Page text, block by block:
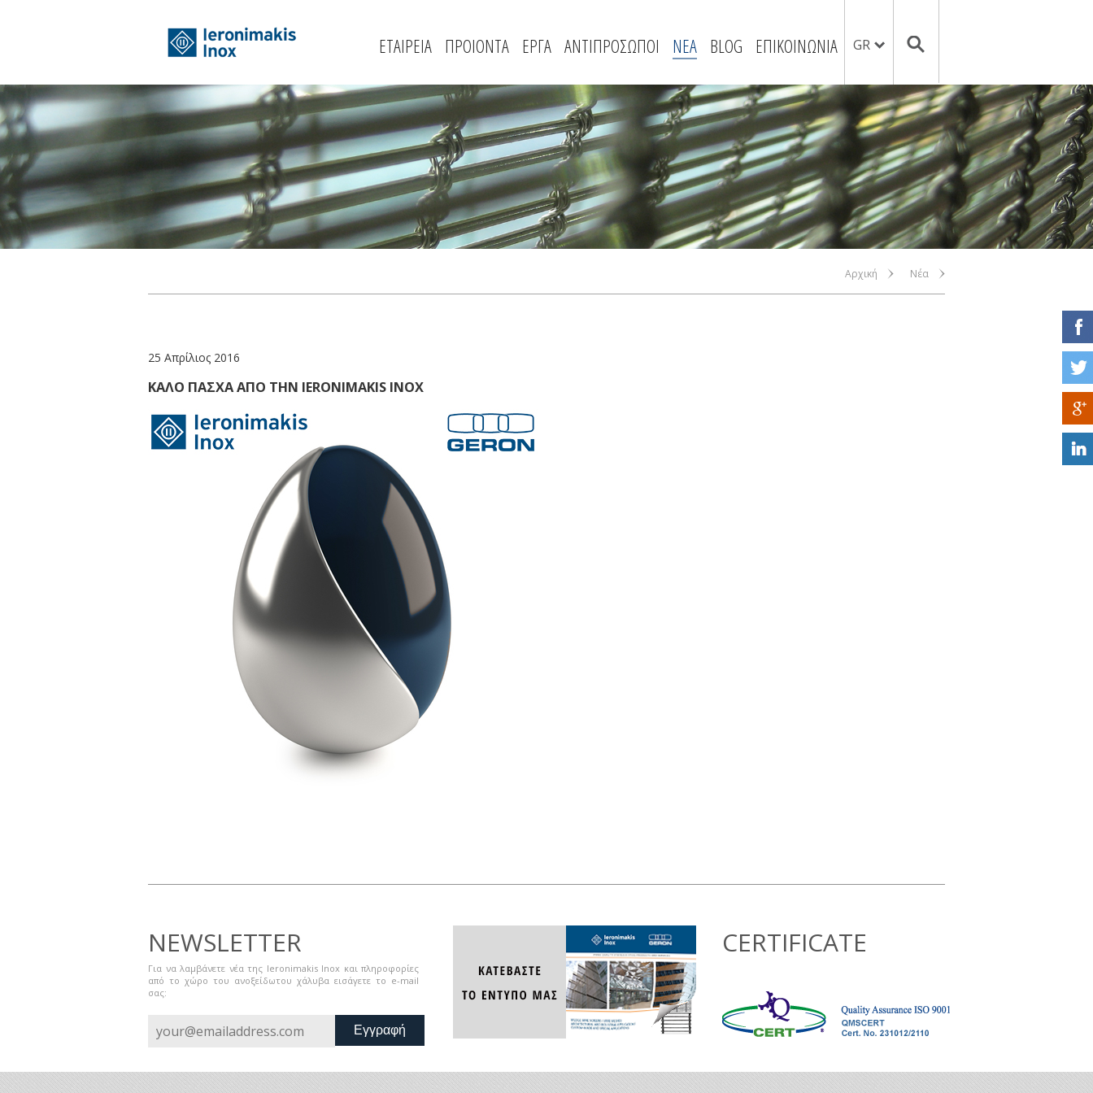
ΕΤΑΙΡΕΙΑ ΠΡΟΙΟΝΤΑ ΕΡΓΑ ΑΝΤΙΠΡΟΣΩΠΟΙ ΝΕΑ BLOG ΕΠΙΚΟΙΝΩΝΙΑ GR
Αρχική Νέα
25 Απρίλιος 2016
ΚΑΛΟ ΠΑΣΧΑ ΑΠΟ ΤΗΝ IERONIMAKIS INOX
NEWSLETTER
Για να λαμβάνετε νέα της Ieronimakis Inox και πληροφορίες
από το χώρο του ανοξείδωτου χάλυβα εισάγετε το e-mail
σας:
Εγγραφή
CERTIFICATE